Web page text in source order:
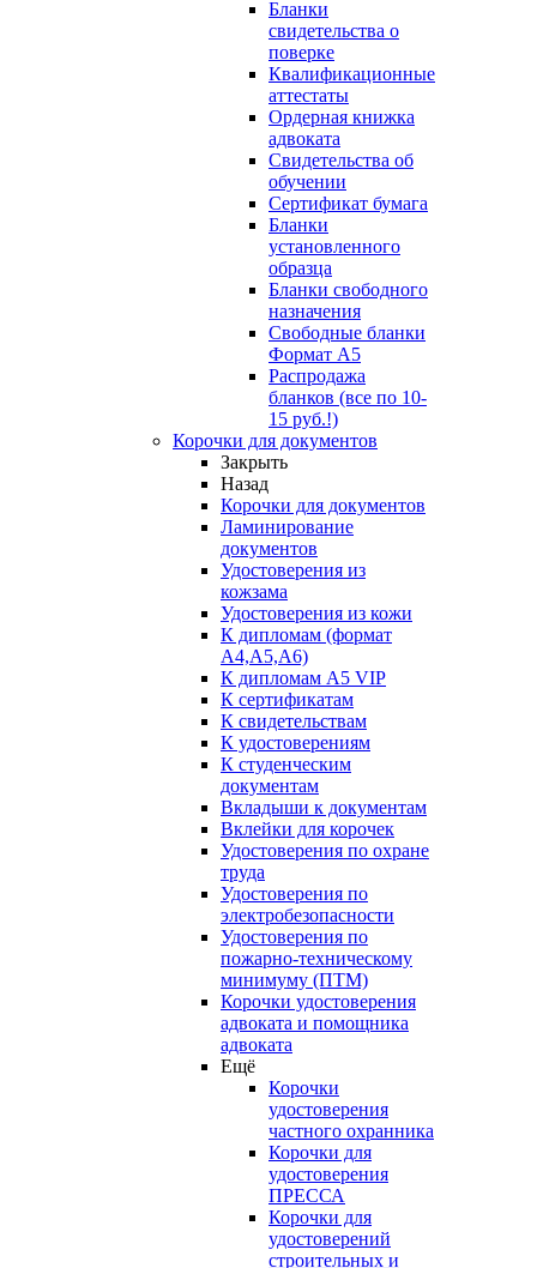
Бланки
свидетельства о
поверке
Квалификационные
аттестаты
Ордерная книжка
адвоката
Свидетельства об
обучении
Сертификат бумага
Бланки
установленного
образца
Бланки свободного
назначения
Свободные бланки
Формат А5
Распродажа
бланков (все по 10-
15 руб.!)
Корочки для документов
Закрыть
Назад
Корочки для документов
Ламинирование
документов
Удостоверения из
кожзама
Удостоверения из кожи
К дипломам (формат
А4,А5,А6)
К дипломам А5 VIP
К сертификатам
К свидетельствам
К удостоверениям
К студенческим
документам
Вкладыши к документам
Вклейки для корочек
Удостоверения по охране
труда
Удостоверения по
электробезопасности
Удостоверения по
пожарно-техническому
минимуму (ПТМ)
Корочки удостоверения
адвоката и помощника
адвоката
Ещё
Корочки
удостоверения
частного охранника
Корочки для
удостоверения
ПРЕССА
Корочки для
удостоверений
строительных и